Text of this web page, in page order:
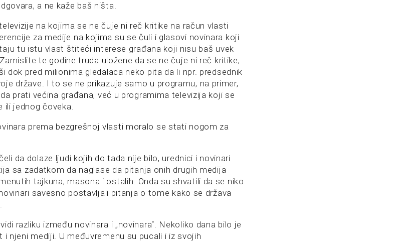
a ne kaže baš ništa.
na kojima se ne čuje ni reč kritike na račun vlasti
za medije na kojima su se čuli i glasovi novinara koji
tu istu vlast štiteći interese građana koji nisu baš uvek
te godine truda uložene da se ne čuje ni reč kritike,
dok pred milionima gledalaca neko pita da li npr. predsednik
države. I to se ne prikazuje samo u programu, na primer,
prati većina građana, već u programima televizija koji se
ili jednog čoveka.
prema bezgrešnoj vlasti moralo se stati nogom za
da dolaze ljudi kojih do tada nije bilo, urednici i novinari
sa zadatkom da naglase da pitanja onih drugih medija
tajkuna, masona i ostalih. Onda su shvatili da se niko
savesno postavljali pitanja o tome kako se država
razliku između novinara i „novinara“. Nekoliko dana bilo je
njeni mediji. U međuvremenu su pucali i iz svojih